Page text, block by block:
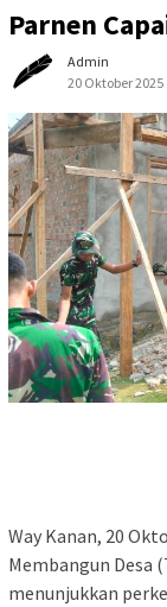
Parnen
Admin
20 Oktober 2025
Way Kanan, 20
Membangun Desa
menunjukkan